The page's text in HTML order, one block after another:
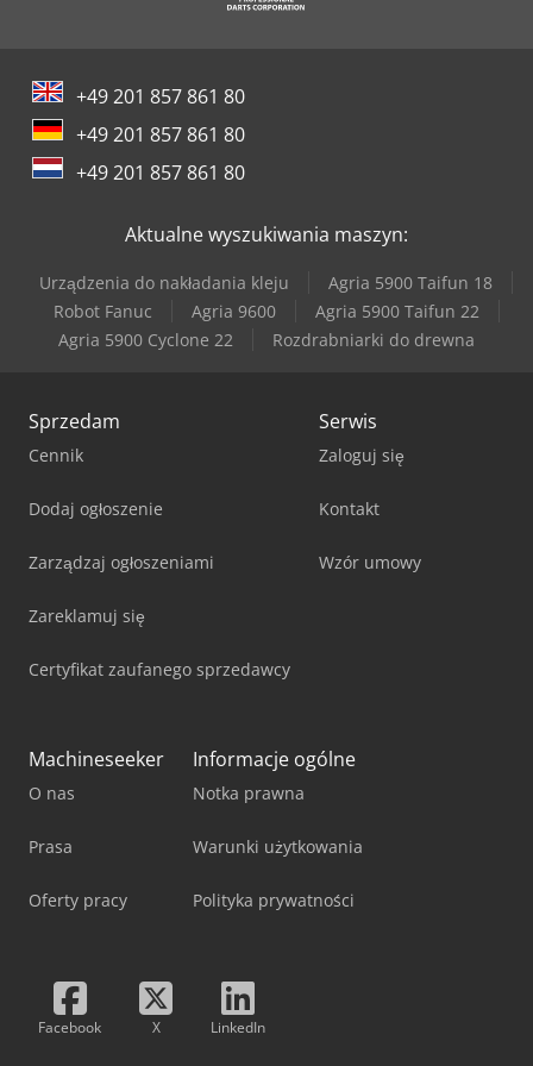
+49 201 857 861 80
+49 201 857 861 80
+49 201 857 861 80
Aktualne wyszukiwania maszyn:
Urządzenia do nakładania kleju
Agria 5900 Taifun 18
Robot Fanuc
Agria 9600
Agria 5900 Taifun 22
Agria 5900 Cyclone 22
Rozdrabniarki do drewna
Sprzedam
Cennik
Dodaj ogłoszenie
Zarządzaj ogłoszeniami
Zareklamuj się
Certyfikat zaufanego sprzedawcy
Serwis
Zaloguj się
Kontakt
Wzór umowy
Machineseeker
O nas
Prasa
Oferty pracy
Informacje ogólne
Notka prawna
Warunki użytkowania
Polityka prywatności
Facebook X LinkedIn